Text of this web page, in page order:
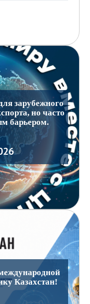
зарубежного
но часто
барьером.
Казахстан!